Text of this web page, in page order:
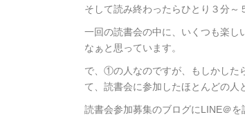
そして読み終わったらひとり３分～
一回の読書会の中に、いくつも楽し
なぁと思っています。
で、①の人なのですが、もしかした
て、読書会に参加したほとんどの人
読書会参加募集のブログにLINE＠